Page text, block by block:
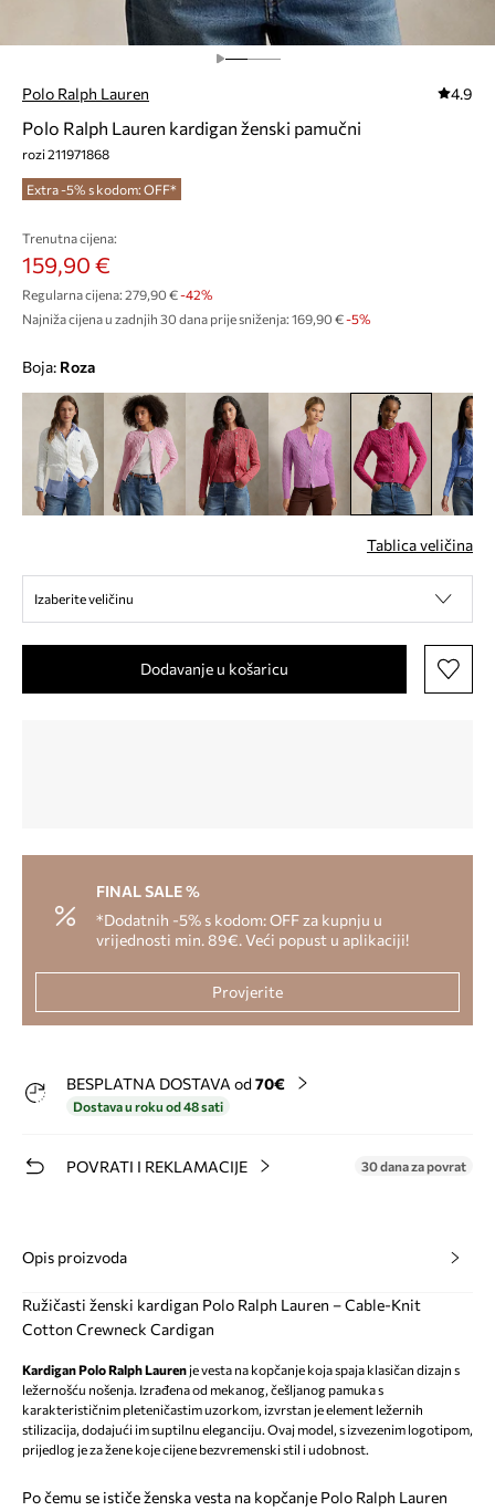
Polo Ralph Lauren 4.9
Polo Ralph Lauren kardigan ženski pamučni
rozi 211971868
Extra -5% s kodom: OFF*
Trenutna cijena:
159,90 €
Regularna cijena: 279,90 €-42%
Najniža cijena u zadnjih 30 dana prije sniženja: 169,90 € -5%
Boja: roza
Tablica veličina
Izaberite veličinu
Dodavanje u košaricu
FINAL SALE %
*Dodatnih -5% s kodom: OFF za kupnju u
vrijednosti min. 89€. Veći popust u aplikaciji!
Provjerite
BESPLATNA DOSTAVA od 70€
Dostava u roku od 48 sati
POVRATI I REKLAMACIJE 30 dana za povrat
Opis proizvoda
Ružičasti ženski kardigan Polo Ralph Lauren – Cable-Knit
Cotton Crewneck Cardigan
Kardigan Polo Ralph Lauren je vesta na kopčanje koja spaja klasičan dizajn s
ležernošću nošenja. Izrađena od mekanog, češljanog pamuka s
karakterističnim pleteničastim uzorkom, izvrstan je element ležernih
stilizacija, dodajući im suptilnu eleganciju. Ovaj model, s izvezenim logotipom,
prijedlog je za žene koje cijene bezvremenski stil i udobnost.
Po čemu se ističe ženska vesta na kopčanje Polo Ralph Lauren